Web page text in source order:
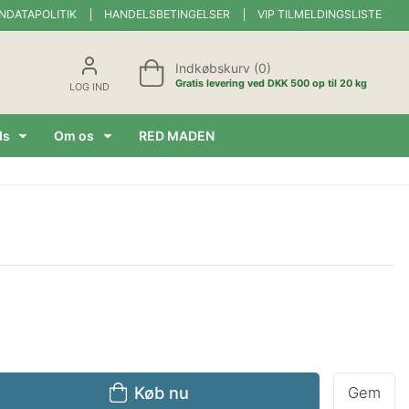
HANDELSBETINGELSER VIP TILMELDINGSLISTE
LOG IND
Indkøbskurv (0)
Gratis levering ved DKK 500 op til 20 kg
Om os RED MADEN
Køb nu Gem